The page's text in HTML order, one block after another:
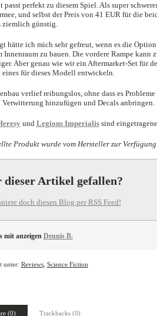
passt perfekt zu diesem Spiel. Als super
und selbst der Preis von 41 EUR für die
ziemlich günstig.
hätte ich mich sehr gefreut, wenn es die
Innenraum zu bauen. Die vordere Rampe kann
Aber genau wie wir ein Aftermarket-Set für
eines für dieses Modell entwickeln.
verlief reibungslos, ohne dass es
hinzufügen und Decals anbringen.
und Legions Imperialissind
Produkt wurde vom Hersteller zur
dieser Artikel gefallen?
doch diesen Blog per RSS Feed!
anzeigen Dennis B.
unter: Reviews, Science Fiction
(0) Trackbacks (0)